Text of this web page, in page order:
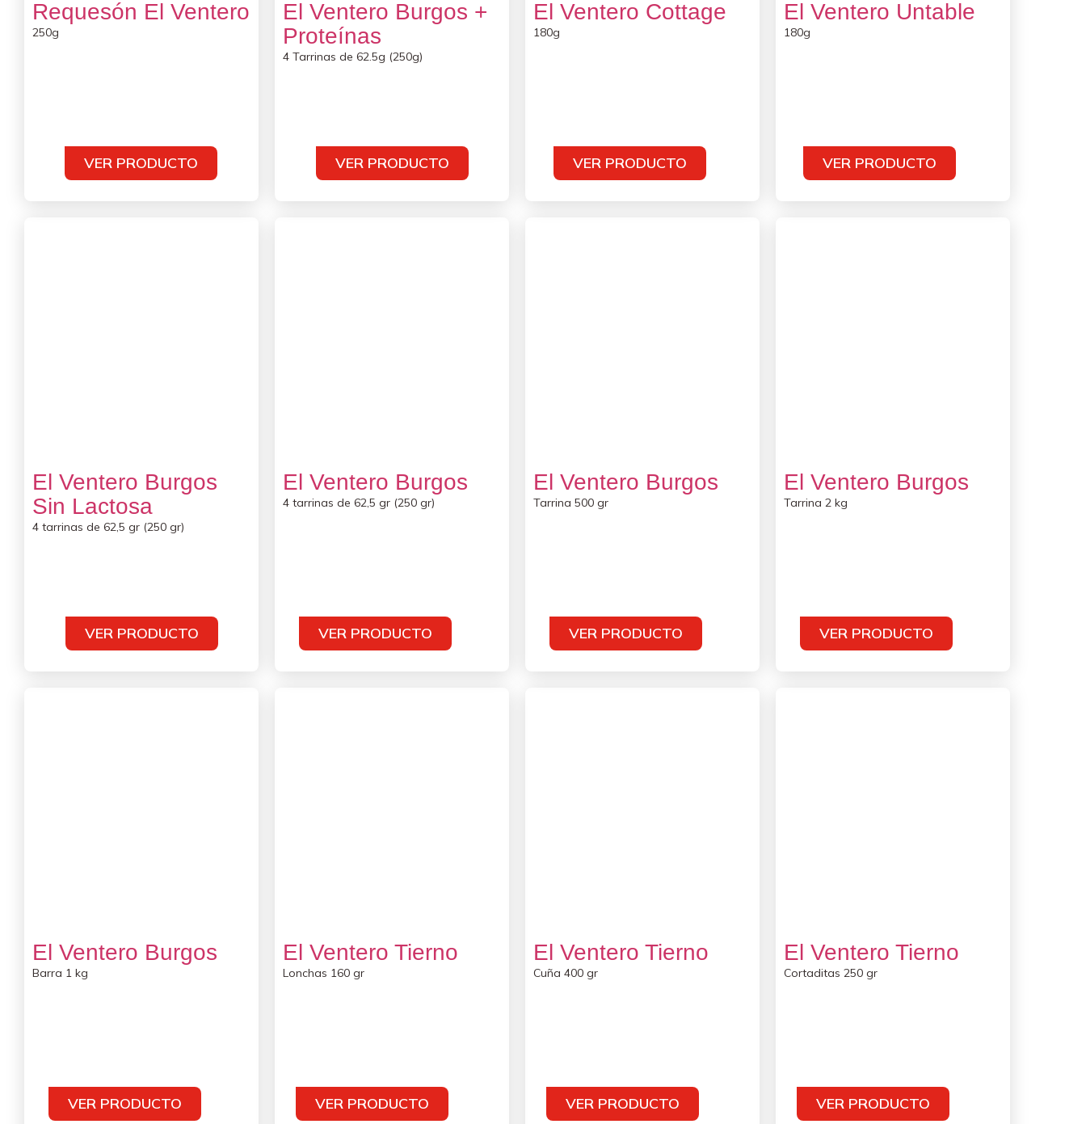
Requesón El Ventero
250g
VER PRODUCTO
El Ventero Burgos +
Proteínas
4 Tarrinas de 62.5g (250g)
VER PRODUCTO
El Ventero Cottage
180g
VER PRODUCTO
El Ventero Untable
180g
VER PRODUCTO
El Ventero Burgos
Sin Lactosa
4 tarrinas de 62,5 gr (250 gr)
VER PRODUCTO
El Ventero Burgos
4 tarrinas de 62,5 gr (250 gr)
VER PRODUCTO
El Ventero Burgos
Tarrina 500 gr
VER PRODUCTO
El Ventero Burgos
Tarrina 2 kg
VER PRODUCTO
El Ventero Burgos
Barra 1 kg
VER PRODUCTO
El Ventero Tierno
Lonchas 160 gr
VER PRODUCTO
El Ventero Tierno
Cuña 400 gr
VER PRODUCTO
El Ventero Tierno
Cortaditas 250 gr
VER PRODUCTO